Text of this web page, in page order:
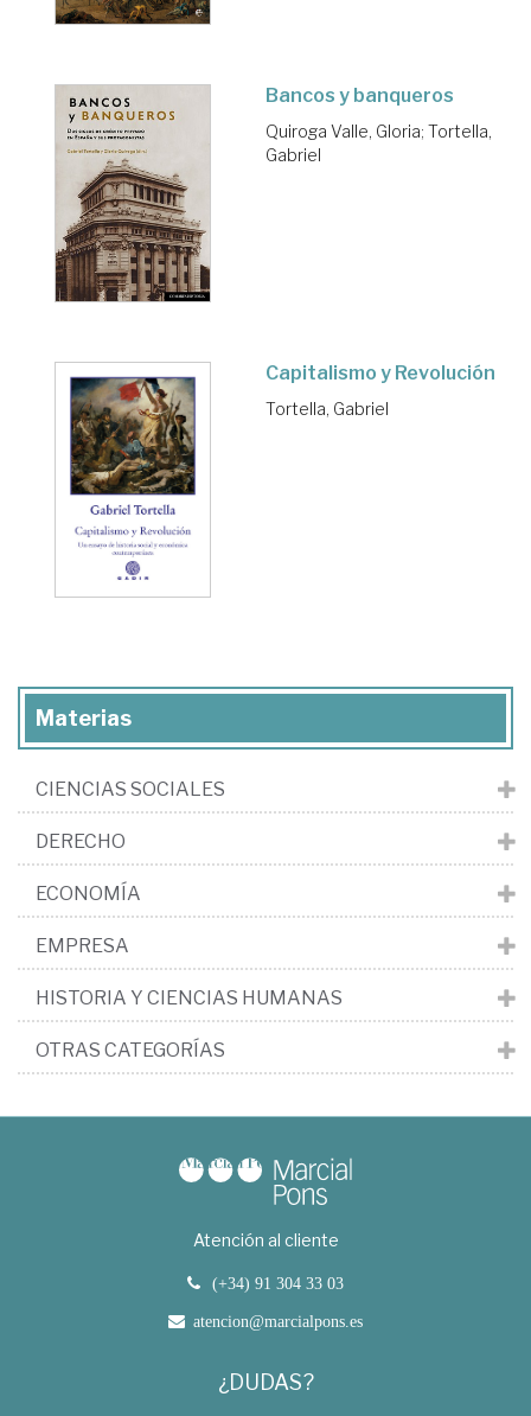
Bancos y banqueros
Quiroga Valle, Gloria; Tortella,
Gabriel
Capitalismo y Revolución
Tortella, Gabriel
Materias
CIENCIAS SOCIALES
DERECHO
ECONOMÍA
EMPRESA
HISTORIA Y CIENCIAS HUMANAS
OTRAS CATEGORÍAS
Atención al cliente
(+34) 91 304 33 03
atencion@marcialpons.es
¿DUDAS?